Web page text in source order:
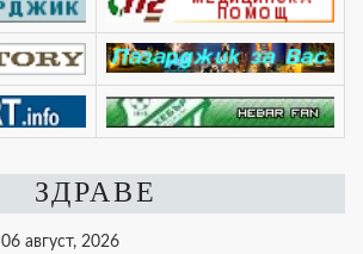
ЗДРАВЕ
06 август, 2026